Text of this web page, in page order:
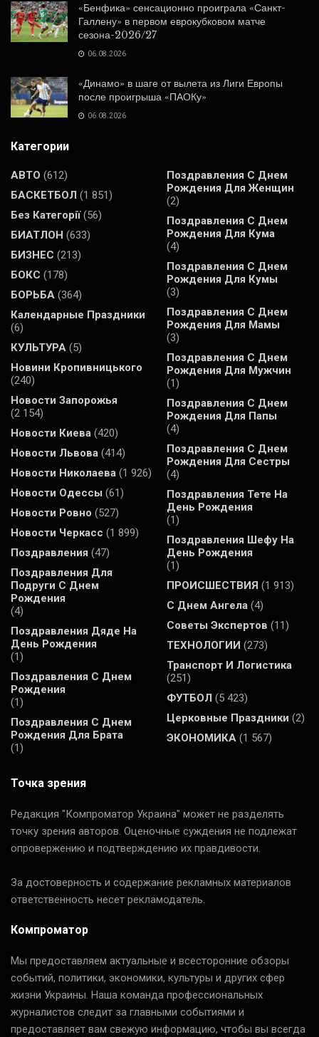
«Бенфика» сенсационно проиграла «Санкт-
Галлену» в первом еврокубковом матче
сезона-2026/27
06.08.2026
«Динамо» в шаге от вылета из Лиги Европы
после проигрыша «ПАОКу»
06.08.2026
Категории
АВТО (612)
БАСКЕТБОЛ (1 851)
Без Категорії(56)
БИАТЛОН (633)
БИЗНЕС (213)
БОКС (178)
БОРЬБА (364)
Календарные Праздники
(6)
КУЛЬТУРА (5)
Новини Кропивницького
(240)
Новости Запорожья
(2 154)
Новости Киева (420)
Новости Львова (414)
Новости Николаева (1 926)
Новости Одессы (61)
Новости Ровно (527)
Новости Черкасс (1 899)
Поздравления (47)
Поздравления Для
Подруги С Днем
Рождения
(4)
Поздравления Дяде На
День Рождения
(1)
Поздравления С Днем
Рождения
(1)
Поздравления С Днем
Рождения Для Брата
(1)
Поздравления С Днем
Рождения Для Женщин
(2)
Поздравления С Днем
Рождения Для Кума
(4)
Поздравления С Днем
Рождения Для Кумы
(3)
Поздравления С Днем
Рождения Для Мамы
(3)
Поздравления С Днем
Рождения Для Мужчин
(1)
Поздравления С Днем
Рождения Для Папы
(4)
Поздравления С Днем
Рождения Для Сестры
(4)
Поздравления Тете На
День Рождения
(1)
Поздравления Шефу На
День Рождения
(1)
ПРОИСШЕСТВИЯ (1 913)
С Днем Ангела (4)
Советы Экспертов (11)
ТЕХНОЛОГИИ (273)
Транспорт И Логистика
(251)
ФУТБОЛ (5 423)
Церковные Праздники (2)
ЭКОНОМИКА (1 567)
Точка зрения
Редакция "Компроматор Украина" может не разделять
точку зрения авторов. Оценочные суждения не подлежат
опровержению и подтверждению их правдивости.
За достоверность и содержание рекламных материалов
ответственность несет рекламодатель.
Компроматор
Мы предоставляем актуальные и всесторонние обзоры
событий, политики, экономики, культуры и других сфер
жизни Украины. Наша команда профессиональных
журналистов следит за главными событиями и
предоставляет вам свежую информацию, чтобы вы всегда